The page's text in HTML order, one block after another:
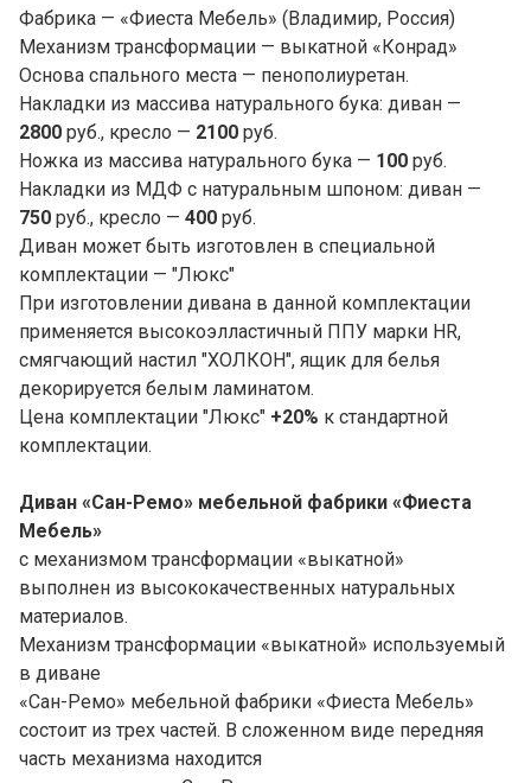
Фабрика — «Фиеста Мебель» (Владимир, Россия)
Механизм трансформации — выкатной «Конрад»
Основа спального места — пенополиуретан.
Накладки из массива натурального бука: диван —
2800 руб., кресло — 2100 руб.
Ножка из массива натурального бука — 100 руб.
Накладки из МДФ с натуральным шпоном: диван —
750 руб., кресло — 400 руб.
Диван может быть изготовлен в специальной
комплектации — "Люкс"
При изготовлении дивана в данной комплектации
применяется высокоэлластичный ППУ марки HR,
смягчающий настил "ХОЛКОН", ящик для белья
декорируется белым ламинатом.
Цена комплектации "Люкс" +20% к стандартной
комплектации.
Диван «Сан-Ремо» мебельной фабрики «Фиеста
Мебель»
с механизмом трансформации «выкатной»
выполнен из высококачественных натуральных
материалов.
Механизм трансформации «выкатной» используемый
в диване
«Сан-Ремо» мебельной фабрики «Фиеста Мебель»
состоит из трех частей. В сложенном виде передняя
часть механизма находится